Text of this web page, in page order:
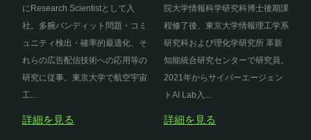
にResearch Scientistとして入
社。多腕バンディット問題・コミ
ュニティ検出・確率的最適化、そ
れらの広告配信技術への応用等の
研究に従事。東京大学で航空宇宙
工...
詳細を見る
院大学情報科学研究科博士後期課
程修了後、東京大学情報理工学系
研究科および理化学研究所 革新
知能統合研究センターで研究員。
2021年からサイバーエージェン
トAI Lab入...
詳細を見る